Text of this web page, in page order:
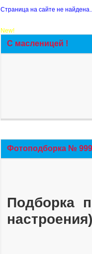
Страница на сайте не
New!
С масленицей !
Фотоподборка №
Подборка